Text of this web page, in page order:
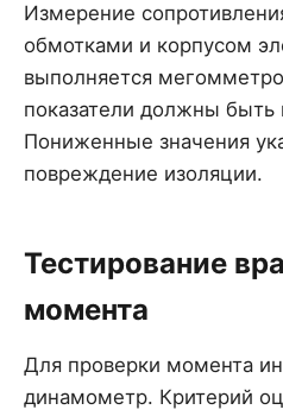
Измерение
обмотками и корпусом
выполняется
показатели должны
Пониженные значения
повреждение изоляции.
Тестирование
момента
Для проверки момента
динамометр. Критерий